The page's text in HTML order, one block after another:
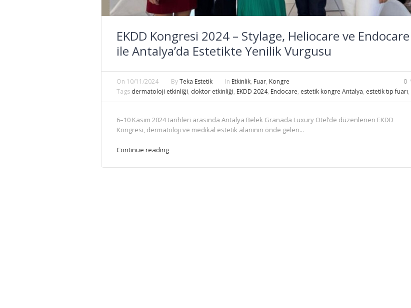
EKDD Kongresi 2024 – Stylage, Heliocare ve Endocare
ile Antalya’da Estetikte Yenilik Vurgusu
0
On 10/11/2024 ByTeka Estetik In Etkinlik, Fuar, Kongre
Tags dermatoloji etkinliği, doktor etkinliği, EKDD 2024, Endocare, estetik kongre Antalya, estetik tıp fuarı,
6–10 Kasım 2024 tarihleri arasında Antalya Belek Granada Luxury Otel’de düzenlenen EKDD
Kongresi, dermatoloji ve medikal estetik alanının önde gelen...
Continue reading